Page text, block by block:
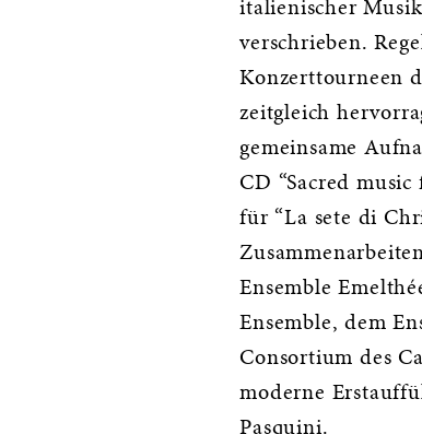
italienischer
verschrieben.
Konzerttourneen
zeitgleich
gemeinsame
CD “Sacred
für “La sete di
Ensemble
Ensemble, dem
Consortium des
moderne
Pasquini.